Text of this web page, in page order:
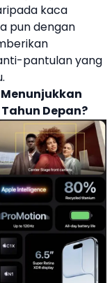
kaca
pun dengan
pantulan yang
Menunjukkan
Depan?